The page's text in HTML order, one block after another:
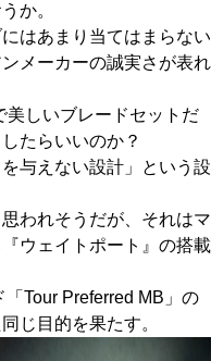
か。
はあまり当てはまらない
メーカーの誠実さが表れ
美しいブレードセットだ
たらいいのか？
与えない設計」という設
われそうだが、それはマ
ウェイトポート』の搭載
Tour Preferred MB」の
じ目的を果たす。